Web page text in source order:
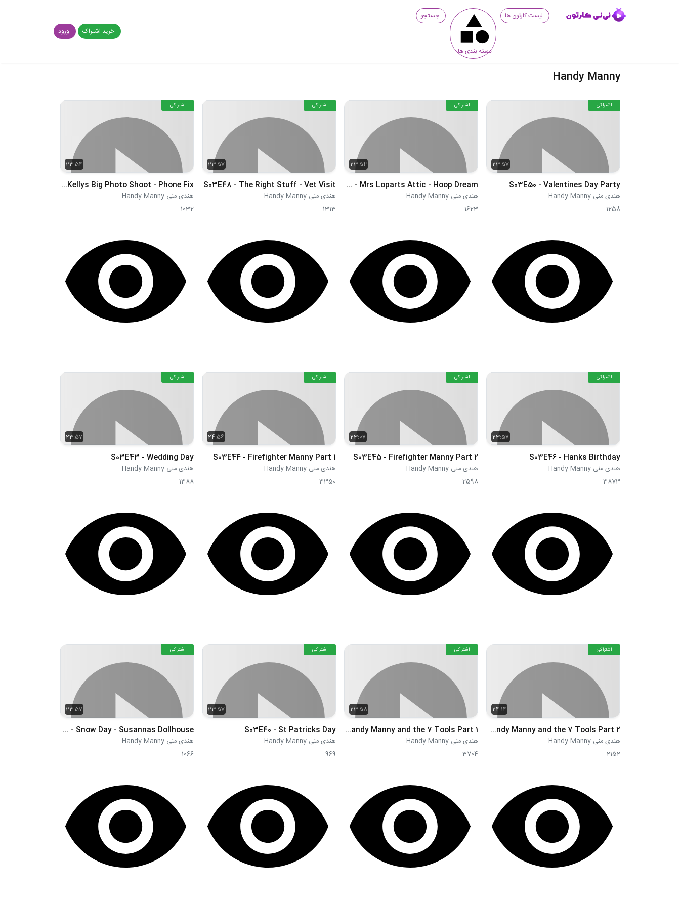
لیست کارتون ها
دسته بندی ها
جستجو
خرید اشتراک
ورود
Handy Manny
23:57
اشتراکی
S03E50 - Valentines Day Party
هندی منی Handy Manny
1258
23:54
اشتراکی
S03E49 - Mrs Loparts Attic - Hoop Dream
هندی منی Handy Manny
1623
23:57
اشتراکی
S03E48 - The Right Stuff - Vet Visit
هندی منی Handy Manny
1313
23:54
اشتراکی
S03E47 - Kellys Big Photo Shoot - Phone Fix
هندی منی Handy Manny
1032
23:57
اشتراکی
S03E46 - Hanks Birthday
هندی منی Handy Manny
3873
23:07
اشتراکی
S03E45 - Firefighter Manny Part 2
هندی منی Handy Manny
2598
24:56
اشتراکی
S03E44 - Firefighter Manny Part 1
هندی منی Handy Manny
3350
23:57
اشتراکی
S03E43 - Wedding Day
هندی منی Handy Manny
1388
24:14
اشتراکی
S03E42 - Handy Manny and the 7 Tools Part 2
هندی منی Handy Manny
2152
23:58
اشتراکی
S03E41 - Handy Manny and the 7 Tools Part 1
هندی منی Handy Manny
3704
23:57
اشتراکی
S03E40 - St Patricks Day
هندی منی Handy Manny
969
23:57
اشتراکی
S03E39 - Snow Day - Susannas Dollhouse
هندی منی Handy Manny
1066